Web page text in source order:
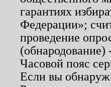
гарантиях
Федерации»;
проведение
(обнародование)
Часовой пояс
Если вы